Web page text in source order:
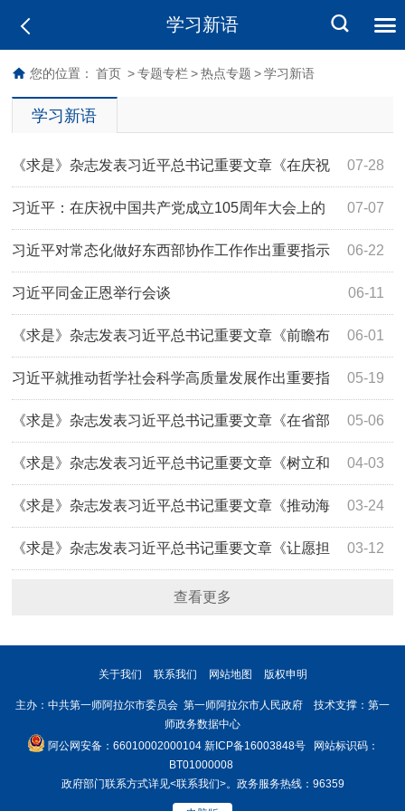
学习新语
您的位置： 首页 > 专题专栏 > 热点专题 > 学习新语
学习新语
07-28
《求是》杂志发表习近平总书记重要文章《在庆祝
中国共产党成立105周年大会上的讲话》 07-07
习近平：在庆祝中国共产党成立105周年大会上的
讲话 06-22
习近平对常态化做好东西部协作工作作出重要指示
06-11
习近平同金正恩举行会谈
06-01
《求是》杂志发表习近平总书记重要文章《前瞻布
局和发展未来产业》 05-19
习近平就推动哲学社会科学高质量发展作出重要指
示 05-06
《求是》杂志发表习近平总书记重要文章《在省部
级主要领导干部学习贯彻党的二十届四中全会精神专题研讨
班上的讲话》
04-03
《求是》杂志发表习近平总书记重要文章《树立和
践行正确政绩观》 03-24
《求是》杂志发表习近平总书记重要文章《推动海
洋经济高质量发展》 03-12
《求是》杂志发表习近平总书记重要文章《让愿担
当、敢担当、善担当蔚然成风》
查看更多
关于我们 联系我们 网站地图 版权申明
主办：中共第一师阿拉尔市委员会 第一师阿拉尔市人民政府 技术支撑：第一
师政务数据中心
阿公网安备：66010002000104 新ICP备16003848号网站标识码：
BT01000008
政府部门联系方式详见<联系我们>。政务服务热线：96359